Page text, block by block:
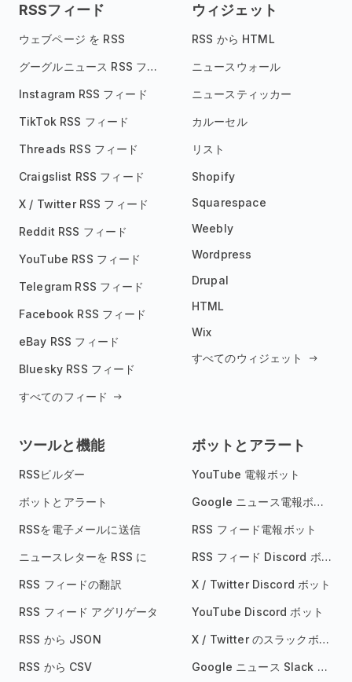
RSSフィード
ウェブページ を RSS
グーグルニュース RSS フィード
Instagram RSS フィード
TikTok RSS フィード
Threads RSS フィード
Craigslist RSS フィード
X / Twitter RSS フィード
Reddit RSS フィード
YouTube RSS フィード
Telegram RSS フィード
Facebook RSS フィード
eBay RSS フィード
Bluesky RSS フィード
すべてのフィード
ウィジェット
RSS から HTML
ニュースウォール
ニュースティッカー
カルーセル
リスト
Shopify
Squarespace
Weebly
Wordpress
Drupal
HTML
Wix
すべてのウィジェット
ツールと機能
RSSビルダー
ボットとアラート
RSSを電子メールに送信
ニュースレターを RSS に
RSS フィードの翻訳
RSS フィード アグリゲータ
RSS から JSON
RSS から CSV
ボットとアラート
YouTube 電報ボット
Google ニュース電報ボット
RSS フィード電報ボット
RSS フィード Discord ボット
X / Twitter Discord ボット
YouTube Discord ボット
X / Twitter のスラックボット
Google ニュース Slack ボット